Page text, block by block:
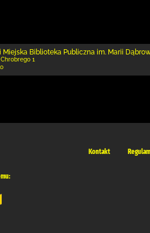
Miejska Biblioteka Publiczna im. Marii
1
Kontakt